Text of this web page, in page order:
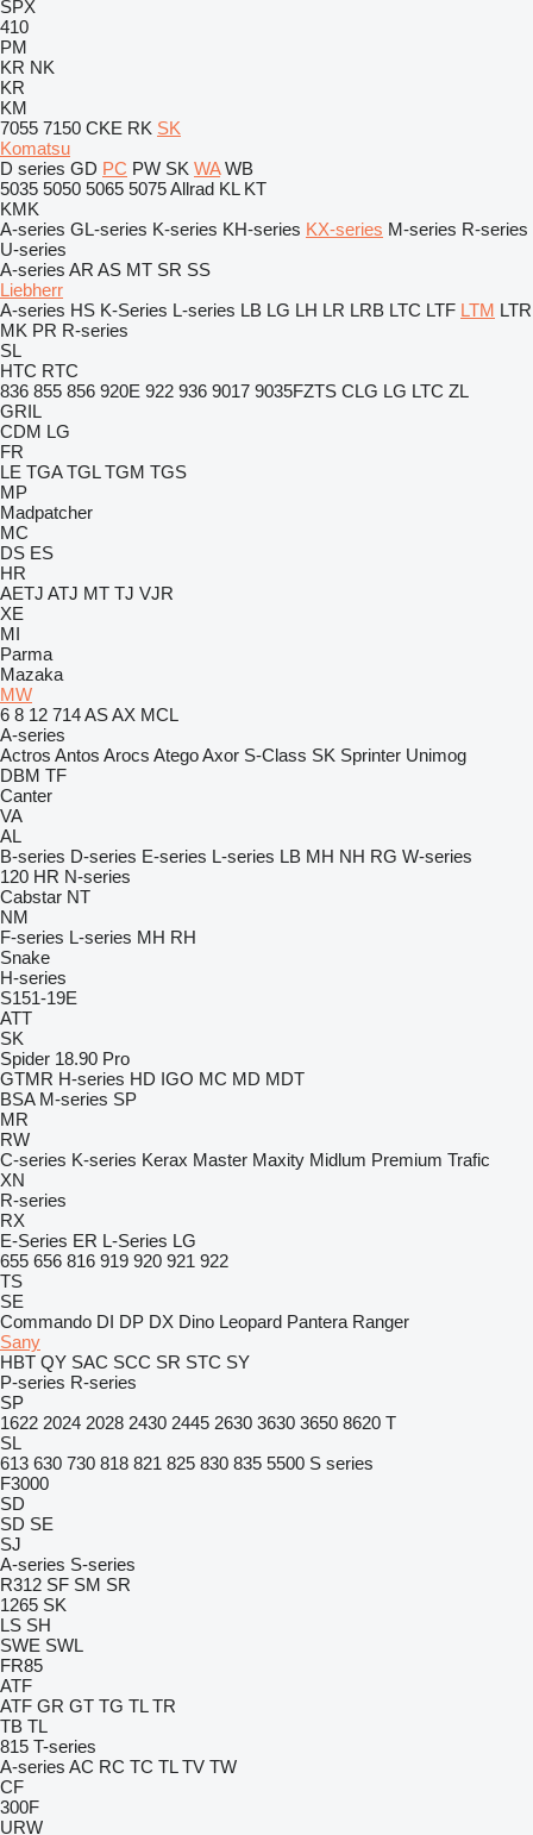
SPX
410
PM
KR NK
KR
KM
7055 7150 CKE RK SK
Komatsu
D series GD PC PW SK WA WB
5035 5050 5065 5075Allrad KL KT
KMK
A-series GL-series K-series KH-series KX-series M-series R-series
U-series
A-series AR AS MT SR SS
Liebherr
A-series HS K-Series L-series LB LG LH LR LRB LTC LTF LTM LTR
MK PR R-series
SL
HTC RTC
836 855 856 920E 922 936 9017 9035FZTS CLG LG LTC ZL
GRIL
CDM LG
FR
LE TGA TGL TGM TGS
MP
Madpatcher
MC
DS ES
HR
AETJ ATJ MT TJ VJR
XE
MI
Parma
Mazaka
MW
6 8 12 714ASAX MCL
A-series
Actros Antos Arocs AtegoAxor S-Class SK Sprinter Unimog
DBM TF
Canter
VA
AL
B-series D-series E-series L-series LB MH NH RG W-series
120 HR N-series
Cabstar NT
NM
F-series L-series MH RH
Snake
H-series
S151-19E
ATT
SK
Spider 18.90 Pro
GTMR H-series HD IGO MC MD MDT
BSA M-series SP
MR
RW
C-series K-series Kerax Master Maxity Midlum Premium Trafic
XN
R-series
RX
E-Series ER L-Series LG
655 656 816 919 920 921 922
TS
SE
Commando DI DP DX Dino Leopard Pantera Ranger
Sany
HBT QY SAC SCC SR STC SY
P-series R-series
SP
1622 2024 2028 2430 2445 2630 3630 3650 8620 T
SL
613 630 730 818 821 825 830 835 5500 S series
F3000
SD
SD SE
SJ
A-series S-series
R312 SF SM SR
1265 SK
LS SH
SWE SWL
FR85
ATF
ATF GR GT TG TL TR
TB TL
815 T-series
A-series AC RC TC TL TV TW
CF
300F
URW